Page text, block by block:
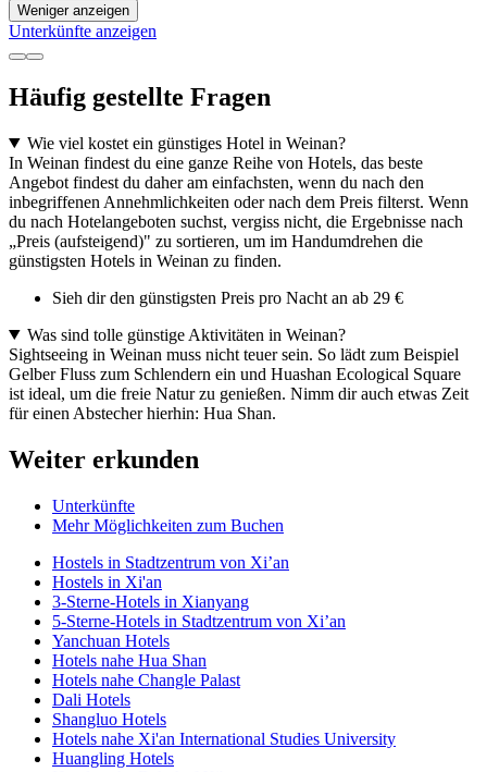
Weniger anzeigen
Unterkünfte anzeigen
Häufig gestellte Fragen
Wie viel kostet ein günstiges Hotel in Weinan?
In Weinan findest du eine ganze Reihe von Hotels, das beste
Angebot findest du daher am einfachsten, wenn du nach den
inbegriffenen Annehmlichkeiten oder nach dem Preis filterst. Wenn
du nach Hotelangeboten suchst, vergiss nicht, die Ergebnisse nach
„Preis (aufsteigend)" zu sortieren, um im Handumdrehen die
günstigsten Hotels in Weinan zu finden.
Sieh dir den günstigsten Preis pro Nacht an ab 29 €
Was sind tolle günstige Aktivitäten in Weinan?
Sightseeing in Weinan muss nicht teuer sein. So lädt zum Beispiel
Gelber Fluss zum Schlendern ein und Huashan Ecological Square
ist ideal, um die freie Natur zu genießen. Nimm dir auch etwas Zeit
für einen Abstecher hierhin: Hua Shan.
Weiter erkunden
Unterkünfte
Mehr Möglichkeiten zum Buchen
Hostels in Stadtzentrum von Xi’an
Hostels in Xi'an
3-Sterne-Hotels in Xianyang
5-Sterne-Hotels in Stadtzentrum von Xi’an
Yanchuan Hotels
Hotels nahe Hua Shan
Hotels nahe Changle Palast
Dali Hotels
Shangluo Hotels
Hotels nahe Xi'an International Studies University
Huangling Hotels